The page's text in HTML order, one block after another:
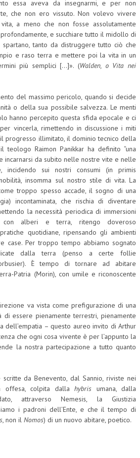
IN CRISI
AL 2022)
essa aveva da insegnarmi, e per non
che non ero vissuto. Non volevo vivere
a meno che non fosse assolutamente
e succhiare tutto il midollo di
tanto da distruggere tutto ciò che
e raso terra e mettere poi la vita in un
più semplici […]». (Walden, o Vita nei
del massimo pericolo, quando si decide
o della sua possibile salvezza. Le menti
hanno percepito questa sfida epocale e ci
vincerla, rimettendo in discussione i miti
progresso illimitato, il dominio tecnico della
teologo Raimon Panikkar ha definito “una
incarnarsi da subito nelle nostre vite e nelle
incidendo sui nostri consumi (in primis
insomma sul nostro stile di vita. La
troppo spesso accade, il sogno di una
incontaminata, che rischia di diventare
la necessità periodica di immersioni
con alberi e terra, ritengo doveroso
quotidiane, ripensando gli ambienti
case. Per troppo tempo abbiamo sognato
dalla terra (penso a certe follie
È tempo di tornare ad abitare
Patria (Morin), con umile e riconoscente
va vista come prefigurazione di una
di essere pienamente terrestri, pienamente
dell’empatia – questo aureo invito di Arthur
che ogni cosa vivente è per l’appunto la
la nostra partecipazione a tutto quanto
da Benevento, dal Sannio, riviste nei
offesa, colpita dalla hybris umana, dalla
attraverso Nemesis, la Giustizia
i padroni dell’Ente, e che il tempo di
, non il Nomos) di un nuovo abitare, poetico.